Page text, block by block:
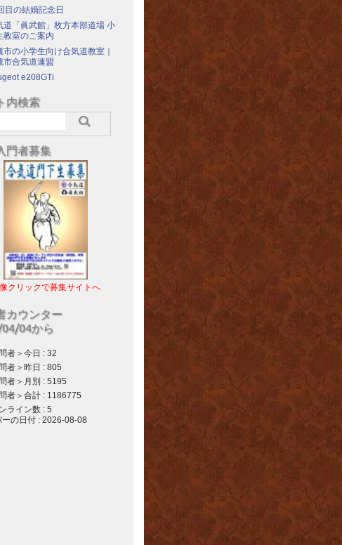
目の結婚記念日
道「眞武館」枚方本部道場 小
教室のご案内
市の小学生向け合気道教室｜
市合気道連盟
e208GTi
内検索
門者募集
クリックで募集サイトへ
カウンター
04から
者＞今日 : 32
者＞昨日 : 805
者＞月別 : 5195
者＞合計 : 1186775
ライン数 : 5
ーの日付 : 2026-08-08